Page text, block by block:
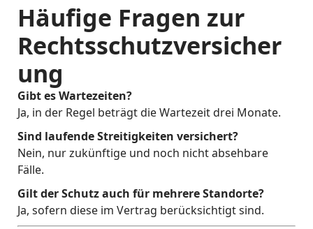
Häufige Fragen zur
Rechtsschutzversicher
ung
Gibt es Wartezeiten?
Ja, in der Regel beträgt die Wartezeit drei Monate.
Sind laufende Streitigkeiten versichert?
Nein, nur zukünftige und noch nicht absehbare
Fälle.
Gilt der Schutz auch für mehrere Standorte?
Ja, sofern diese im Vertrag berücksichtigt sind.